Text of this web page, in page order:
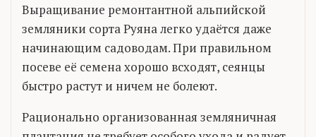
Выращивание ремонтантной альпийской
земляники сорта Руяна легко удаётся даже
начинающим садоводам. При правильном
посеве её семена хорошо всходят, сеянцы
быстро растут и ничем не болеют.
Рационально организованная земляничная